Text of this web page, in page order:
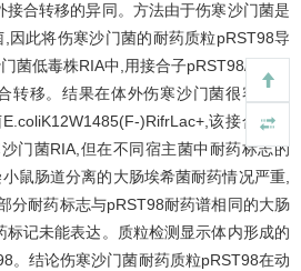
合转移的异同。方法由于伤寒沙门菌是
因此将伤寒沙门菌的耐药质粒pRST98导
菌低毒株RIA中,用接合子pRST98/RIA口
转移。结果在体外伤寒沙门菌很容易将
)RifrLac+,该接合子又
门菌RIA,但在不同宿主菌中耐药标志的
鼠肠道分离的大肠埃希菌耐药情况严重,
分耐药标志与pRST98耐药谱相同的大肠
记未能表达。质粒检测显示体内形成的
。结论伤寒沙门菌耐药质粒pRST98在动